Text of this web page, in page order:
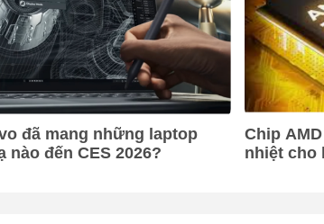
đã mang những laptop
nào đến CES 2026?
Chip
nhiệt cho